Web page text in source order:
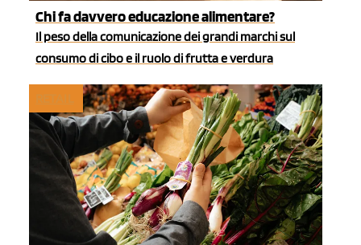
Chi fa davvero educazione alimentare?
Il peso della comunicazione dei grandi marchi sul
consumo di cibo e il ruolo di frutta e verdura